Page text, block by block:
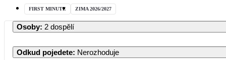
FIRST MINUTE ZIMA 2026/2027
Osoby: 2 dospělí
Odkud pojedete: Nerozhoduje